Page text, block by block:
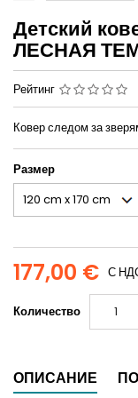
Детский
ЛЕСНАЯ
Рейтинг
Ковер следом за
Размер
177,00 € С
Количество
ОПИСАНИЕ